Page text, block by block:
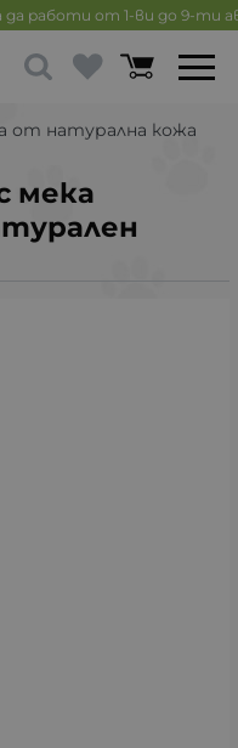
работи от 1-ви до 9-ти
от натурална кожа
мека